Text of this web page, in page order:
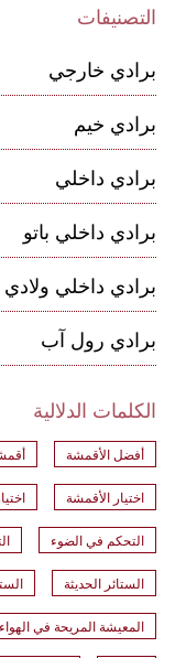
التصنيفات
برادي خارجي
برادي خيم
برادي داخلي
برادي داخلي باتو
برادي داخلي ولادي
برادي رول آب
الكلمات الدلالية
أفضل الأقمشة
اختيار الأقمشة
التحكم في الضوء
الستائر الحديثة
المعيشة المريحة في